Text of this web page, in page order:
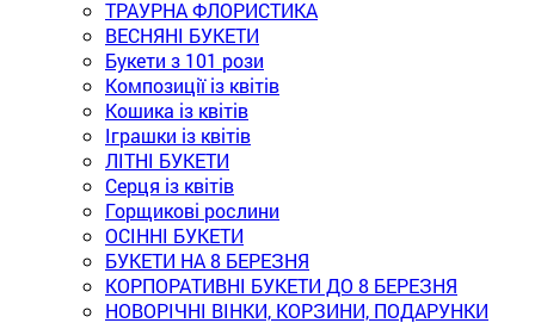
ТРАУРНА ФЛОРИСТИКА
ВЕСНЯНІ БУКЕТИ
Букети з 101 рози
Композиції із квітів
Кошика із квітів
Іграшки із квітів
ЛІТНІ БУКЕТИ
Серця із квітів
Горщикові рослини
ОСІННІ БУКЕТИ
БУКЕТИ НА 8 БЕРЕЗНЯ
КОРПОРАТИВНІ БУКЕТИ ДО 8 БЕРЕЗНЯ
НОВОРІЧНІ ВІНКИ, КОРЗИНИ, ПОДАРУНКИ